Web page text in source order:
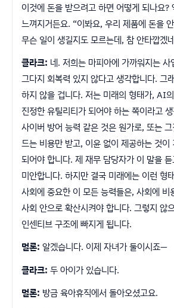
이것에 돈을 받으려고 하면 어떻게 되나요?
느껴지거든요. “이봐요, 우리 제품에 돈을
무슨 일이 생길지도 모르는데, 참 안타깝겠
클라크: 네. 저희는 마피아에 가까워지는
그다지 회복력 있지 않다고 생각합니다. 그
하지 않을 겁니다. 저는 미래의 형태가, AI
진정한 유틸리티가 되어야 하는 쪽이라고
사이버 방어 능력 같은 것은 원가로, 또는
드는 비용만 받고, 이윤 없이 제공하는 것이
되어야 합니다. 제 재무 담당자가 이 말을
미안합니다. 하지만 결국 미래에는 이런 형
사회에 중요한 이 모든 능력들은, 사회에 비
사회 안으로 확산시켜야 합니다. 그렇지 않
인센티브 구조에 빠지게 됩니다.
멀론: 알겠습니다. 이제 자녀가 둘이시죠—
클라크: 두 아이가 있습니다.
멀론: 방금 육아휴직에서 돌아오셨고요.